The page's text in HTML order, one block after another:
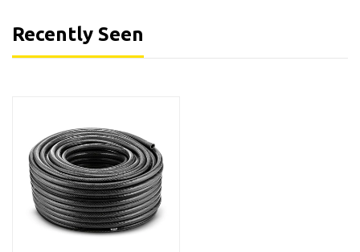
Recently Seen